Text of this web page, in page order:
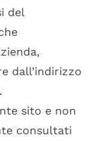
del
dall’indirizzo
sito e non
consultati